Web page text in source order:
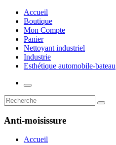
Accueil
Boutique
Mon Compte
Panier
Nettoyant industriel
Industrie
Esthétique automobile-bateau
Anti-moisissure
Accueil